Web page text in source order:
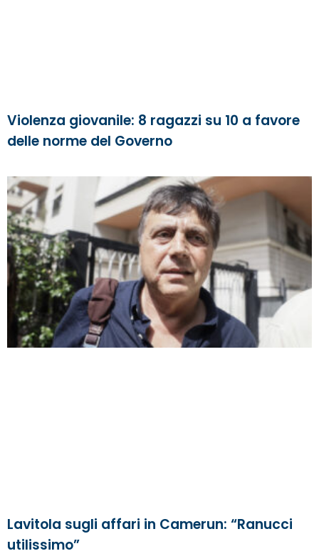
Violenza giovanile: 8 ragazzi su 10 a favore
delle norme del Governo
Lavitola sugli affari in Camerun: “Ranucci
utilissimo”